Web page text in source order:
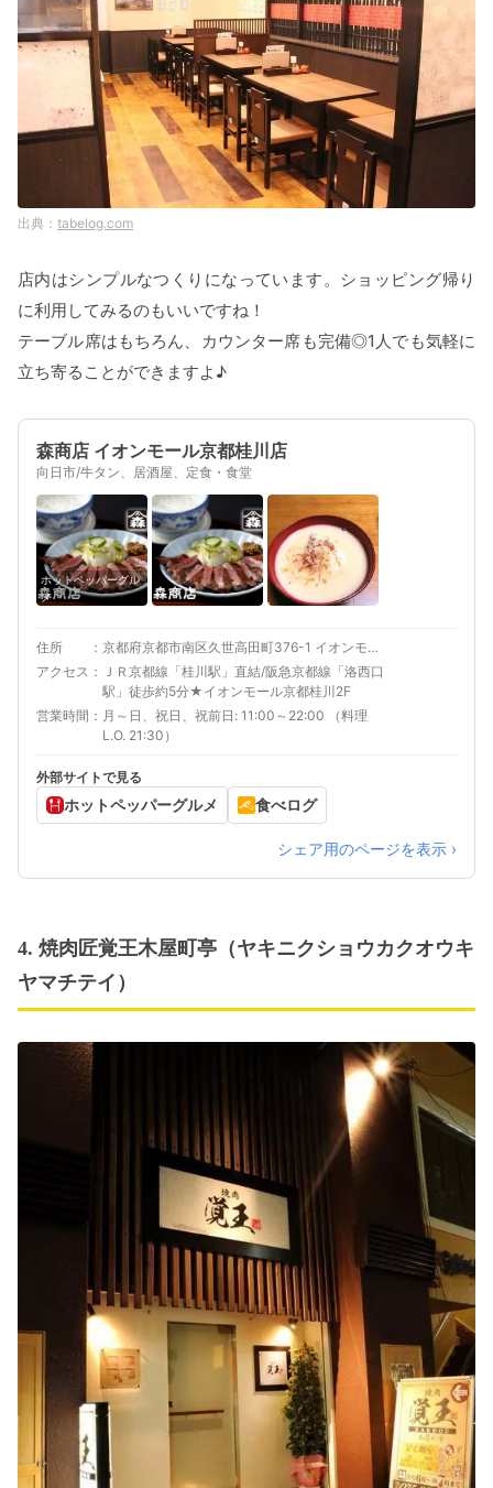
tabelog.com
店内はシンプルなつくりになっています。ショッピング帰り
に利用してみるのもいいですね！
テーブル席はもちろん、カウンター席も完備◎1人でも気軽に
立ち寄ることができますよ♪
森商店 イオンモール京都桂川店
向日市/牛タン、居酒屋、定食・食堂
ホットペッパーグル
メ
住所
京都府京都市南区久世高田町376-1 イオンモール京都桂川 2F
アクセス
ＪＲ京都線「桂川駅」直結/阪急京都線「洛西口
駅」徒歩約5分★イオンモール京都桂川2F
営業時間
月～日、祝日、祝前日: 11:00～22:00 （料理
L.O. 21:30）
外部サイトで見る
ホットペッパーグルメ 食べログ
シェア用のページを表示 ›
4. 焼肉匠覚王木屋町亭（ヤキニクショウカクオウキ
ヤマチテイ）